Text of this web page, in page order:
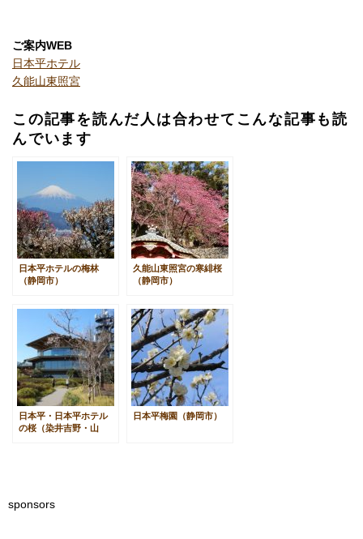
ご案内WEB
日本平ホテル
久能山東照宮
この記事を読んだ人は合わせてこんな記事も読
んでいます
日本平ホテルの梅林
（静岡市）
久能山東照宮の寒緋桜
（静岡市）
日本平・日本平ホテル
の桜（染井吉野・山
日本平梅園（静岡市）
sponsors